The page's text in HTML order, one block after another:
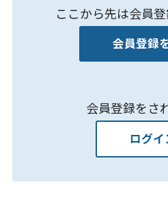
ここから先は会員登
会員登録
会員登録をさ
ログイ